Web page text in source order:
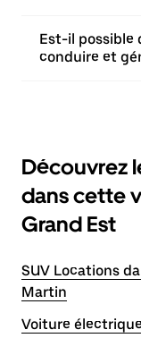
Est-il possible
conduire et
Découvrez
dans cette
Grand Est
SUV Locations
Martin
Voiture